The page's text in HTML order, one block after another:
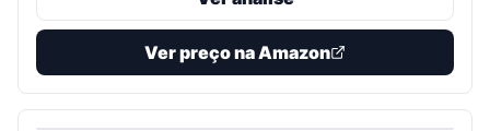
Ver preço na Amazon